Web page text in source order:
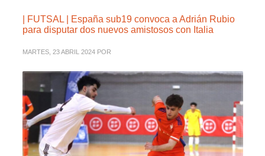
| FUTSAL | España sub19 convoca a Adrián Rubio
para disputar dos nuevos amistosos con Italia
MARTES, 23 ABRIL 2024 POR